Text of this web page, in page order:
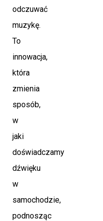
odczuwać
muzykę.
To
innowacja,
która
zmienia
sposób,
w
jaki
doświadczamy
dźwięku
w
samochodzie,
podnosząc